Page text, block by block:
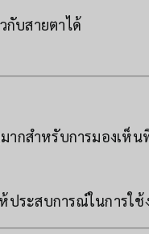
กับสายตาได้
กสำหรับการมองเห็น
ประสบการณ์ในการใช้